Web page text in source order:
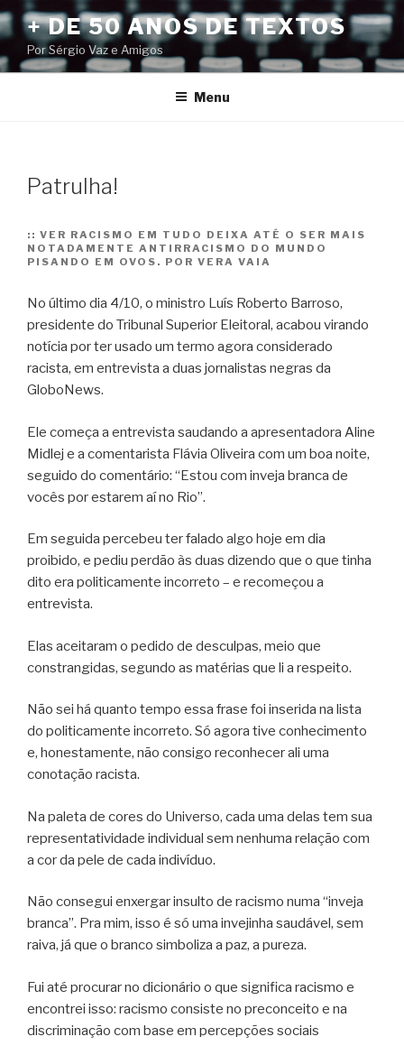
Pular
para
o
conteúdo
+ DE 50 ANOS DE TEXTOS
Por Sérgio Vaz e Amigos
Menu
Patrulha!
:: VER RACISMO EM TUDO DEIXA ATÉ O SER MAIS
NOTADAMENTE ANTIRRACISMO DO MUNDO
PISANDO EM OVOS. POR VERA VAIA
No último dia 4/10, o ministro Luís Roberto Barroso,
presidente do Tribunal Superior Eleitoral, acabou virando
notícia por ter usado um termo agora considerado
racista, em entrevista a duas jornalistas negras da
GloboNews.
Ele começa a entrevista saudando a apresentadora Aline
Midlej e a comentarista Flávia Oliveira com um boa noite,
seguido do comentário: “Estou com inveja branca de
vocês por estarem aí no Rio”.
Em seguida percebeu ter falado algo hoje em dia
proibido, e pediu perdão às duas dizendo que o que tinha
dito era politicamente incorreto – e recomeçou a
entrevista.
Elas aceitaram o pedido de desculpas, meio que
constrangidas, segundo as matérias que li a respeito.
Não sei há quanto tempo essa frase foi inserida na lista
do politicamente incorreto. Só agora tive conhecimento
e, honestamente, não consigo reconhecer ali uma
conotação racista.
Na paleta de cores do Universo, cada uma delas tem sua
representatividade individual sem nenhuma relação com
a cor da pele de cada indivíduo.
Não consegui enxergar insulto de racismo numa “inveja
branca”. Pra mim, isso é só uma invejinha saudável, sem
raiva, já que o branco simboliza a paz, a pureza.
Fui até procurar no dicionário o que significa racismo e
encontrei isso: racismo consiste no preconceito e na
discriminação com base em percepções sociais